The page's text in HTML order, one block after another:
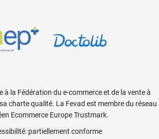
à la Fédération du e-commerce et de la vente à
charte qualité. La Fevad est membre du réseau
Ecommerce Europe Trustmark.
: partiellement conforme